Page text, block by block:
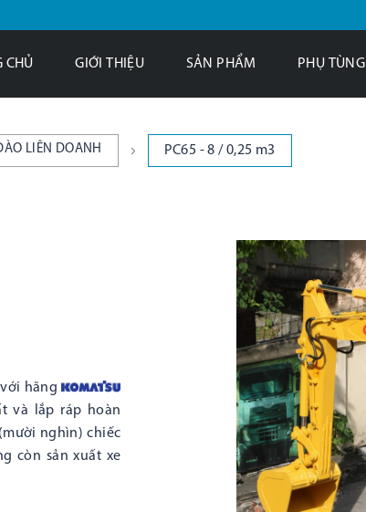
CHỦ GIỚI THIỆU SẢN PHẨM PHỤ TÙNG
LIÊN DOANH PC65 - 8 / 0,25 m3
với hãng
và lắp ráp hoàn
nghìn) chiếc
còn sản xuất xe